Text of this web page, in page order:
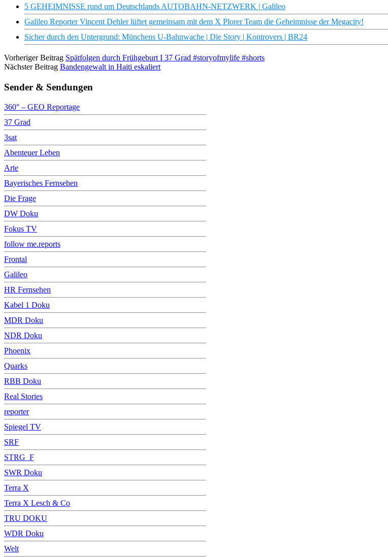
5 GEHEIMNISSE rund um Deutschlands AUTOBAHN-NETZWERK | Galileo
Galileo Reporter Vincent Dehler lüftet gemeinsam mit dem X Plorer Team die Geheimnisse der Megacity!
Sicher durch den Untergrund: Münchens U-Bahnwache | Die Story | Kontrovers | BR24
Vorheriger Beitrag Spätfolgen durch Frühgeburt I 37 Grad #storyofmylife #shorts
Nächster Beitrag Bandengewalt in Haiti eskaliert
Sender & Sendungen
360° – GEO Reportage
37 Grad
3sat
Abenteuer Leben
Arte
Bayerisches Fernsehen
Die Frage
DW Doku
Fokus TV
follow me.reports
Frontal
Galileo
HR Fernsehen
Kabel 1 Doku
MDR Doku
NDR Doku
Phoenix
Quarks
RBB Doku
Real Stories
reporter
Spiegel TV
SRF
STRG_F
SWR Doku
Terra X
Terra X Lesch & Co
TRU DOKU
WDR Doku
Welt